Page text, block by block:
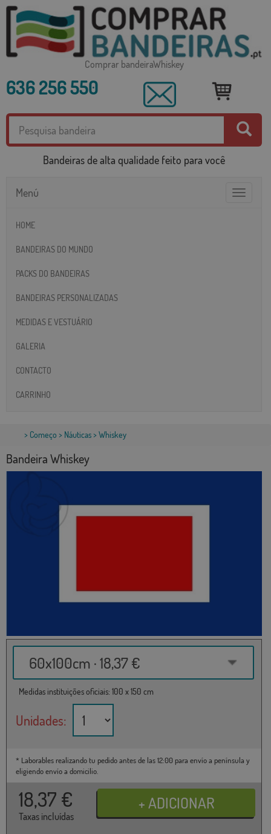
Comprar bandeiraWhiskey
636 256 550
Bandeiras de alta qualidade feito para você
Toggle
Menú
HOME
BANDEIRAS DO MUNDO
PACKS DO BANDEIRAS
BANDEIRAS PERSONALIZADAS
MEDIDAS E VESTUÁRIO
GALERIA
CONTACTO
CARRINHO
> Começo > Náuticas> Whiskey
Bandeira Whiskey
60x100cm · 18,37 €
Medidas instituições oficiais: 100 x 150 cm
Unidades:
* Laborables realizando tu pedido antes de las 12:00 para envío a península y
eligiendo envío a domicilio.
18,37 €
Taxas incluídas